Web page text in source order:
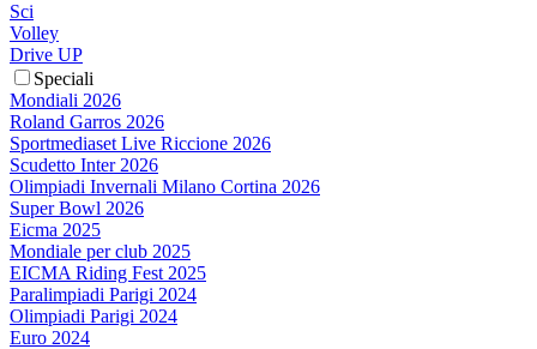
Sci
Volley
Drive UP
Speciali
Mondiali 2026
Roland Garros 2026
Sportmediaset Live Riccione 2026
Scudetto Inter 2026
Olimpiadi Invernali Milano Cortina 2026
Super Bowl 2026
Eicma 2025
Mondiale per club 2025
EICMA Riding Fest 2025
Paralimpiadi Parigi 2024
Olimpiadi Parigi 2024
Euro 2024